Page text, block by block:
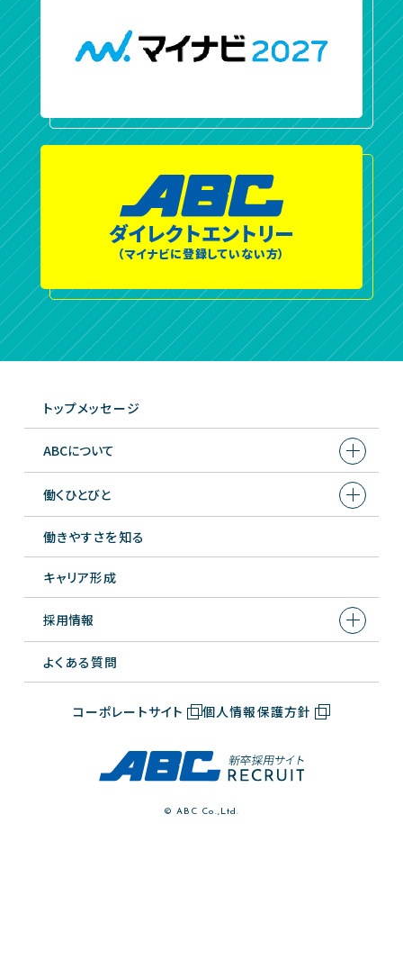
ダイレクトエントリー
（マイナビに登録していない方）
トップメッセージ
ABCについて
働くひとびと
Interview 営業支援部 広告宣伝課
齋藤 健太／2003年入社 課長
Interview 柴田 貢宏／2010年入社 店長
永野 恵史郎／2025年入社 店舗係員
岩本 夏林／2025年入社 店舗係員
Interview
営業支援部 CS推進課
松本 愛美／2011年入社 調査役補
働きやすさを知る
キャリア形成
採用情報
よくある質問
コーポレートサイト 個人情報保護方針
© ABC Co.,Ltd.